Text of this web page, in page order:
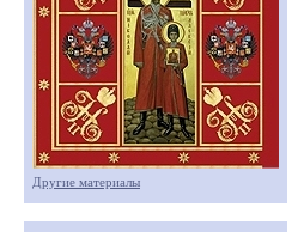
Другие материалы